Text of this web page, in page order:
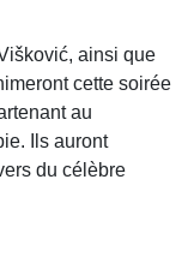
ainsi que
cette soirée
au
Ils auront
du célèbre